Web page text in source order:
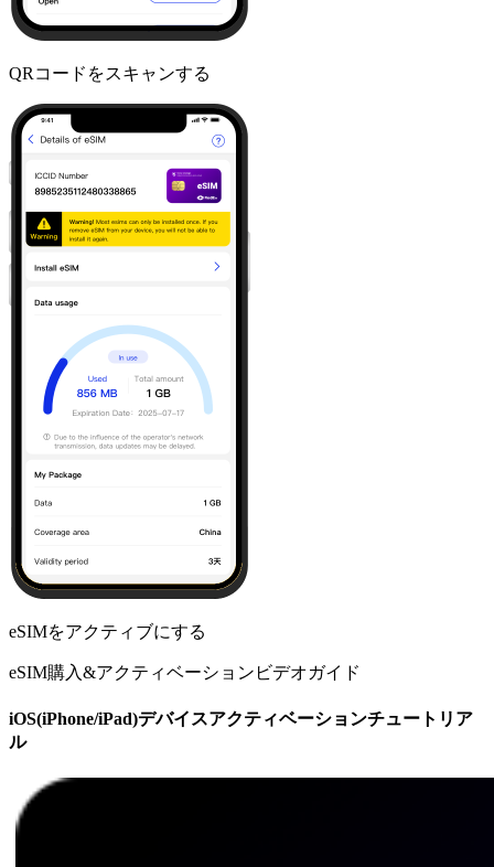
QRコードをスキャンする
eSIMをアクティブにする
eSIM購入&アクティベーションビデオガイド
iOS(iPhone/iPad)デバイスアクティベーションチュートリア
ル